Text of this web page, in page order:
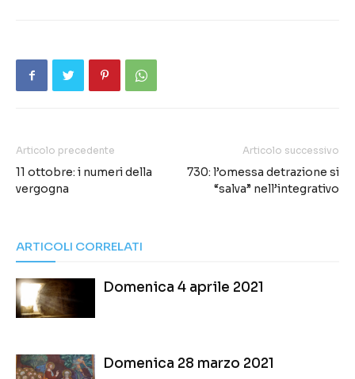
Articolo precedente
11 ottobre: i numeri della
vergogna
Articolo successivo
730: l’omessa detrazione si
“salva” nell’integrativo
ARTICOLI CORRELATI
Domenica 4 aprile 2021
Domenica 28 marzo 2021